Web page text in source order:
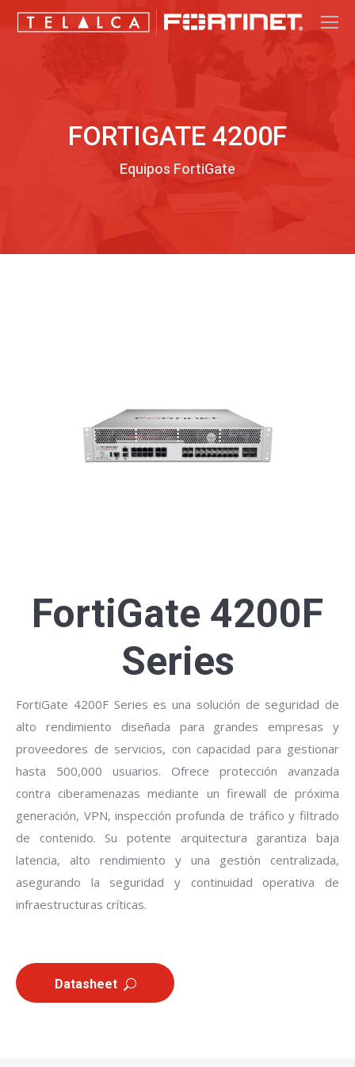
FORTIGATE 4200F
Equipos FortiGate
FortiGate 4200F
Series
FortiGate 4200F Series es una solución de seguridad de
alto rendimiento diseñada para grandes empresas y
proveedores de servicios, con capacidad para gestionar
hasta 500,000 usuarios. Ofrece protección avanzada
contra ciberamenazas mediante un firewall de próxima
generación, VPN, inspección profunda de tráfico y filtrado
de contenido. Su potente arquitectura garantiza baja
latencia, alto rendimiento y una gestión centralizada,
asegurando la seguridad y continuidad operativa de
infraestructuras críticas.
Datasheet